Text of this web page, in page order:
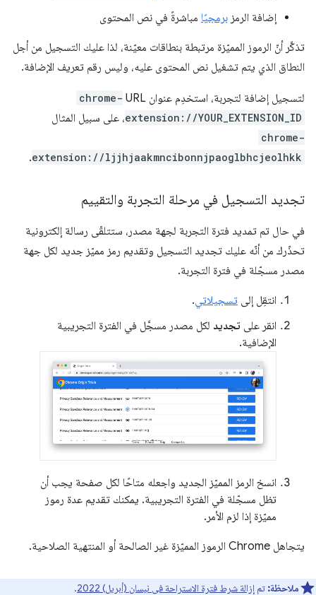
إضافة الرمز برمجيًا مباشرةً في نص المحتوى
تذكَّر أنّ الرموز المميّزة مرتبطة بنطاقات معيّنة، لذا عليك التسجيل من أجل
النطاق الذي يتم تشغيل نص المحتوى عليه، وليس رقم تعريف الإضافة.
لتسجيل إضافة لتجربة، استخدِم عنوان URL
chrome-
extension://YOUR_EXTENSION_ID، على سبيل المثال
chrome-
extension://ljjhjaakmncibonnjpaoglbhcjeolhkk
.
تجديد التسجيل في مرحلة التجربة والتقييم
في حال تم تمديد فترة التجربة لجهة مصدر، ستتلقّى رسالة إلكترونية
تحذّرك من أنّه عليك تجديد التسجيل وتقديم رمز مميّز جديد لكل جهة
مصدر مسجّلة في فترة التجربة.
انتقِل إلى تسجيلاتي.
انقر على تجديد لكل مصدر مسجَّل في الفترة التجريبية
الإضافية.
انسخ الرمز المميّز الجديد واجعله متاحًا لكل صفحة يجب أن
تظل مسجّلة في الفترة التجريبية. يمكنك تقديم عدة رموز
مميّزة إذا لزم الأمر.
يتجاهل Chrome الرموز المميّزة غير الصالحة أو المنتهية الصلاحية.
ملاحظة: تم إزالة شرط فترة الاستراحة في نيسان (أبريل) 2022 .